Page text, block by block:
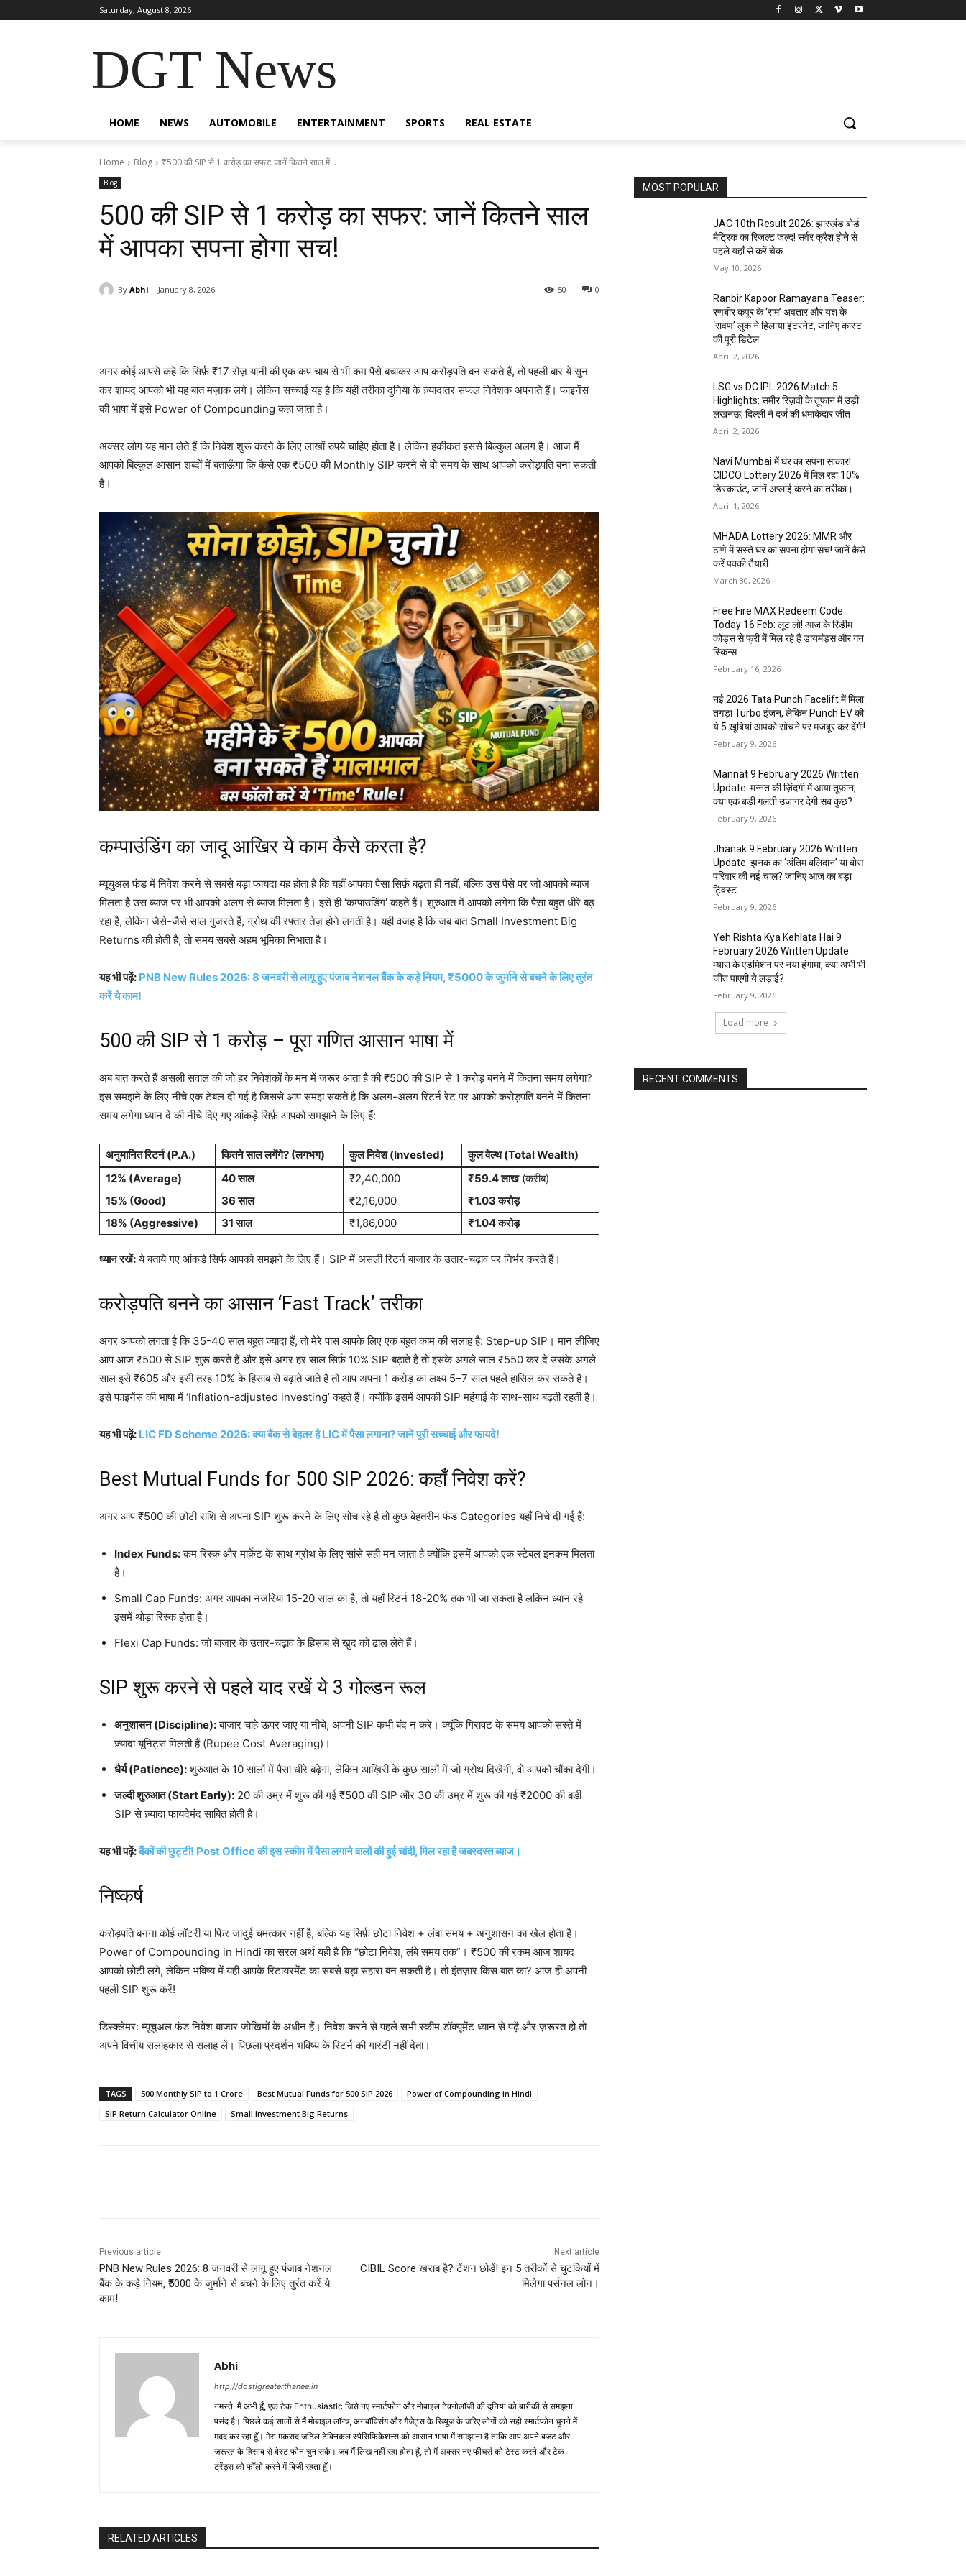
Saturday, August 8, 2026
DGT News
HOME NEWS AUTOMOBILE ENTERTAINMENT SPORTS REAL ESTATE
Home Blog ₹500 की SIP से 1 करोड़ का सफर: जानें कितने साल में...
Blog
₹500 की SIP से 1 करोड़ का सफर: जानें कितने साल
में आपका सपना होगा सच!
By Abhi January 8, 2026 0
50
अगर कोई आपसे कहे कि सिर्फ़ ₹17 रोज़ यानी की एक कप चाय से भी कम पैसे बचाकर आप करोड़पति बन सकते हैं, तो पहली बार ये सुन
कर शायद आपको भी यह बात मज़ाक लगे। लेकिन सच्चाई यह है कि यही तरीका दुनिया के ज़्यादातर सफल निवेशक अपनाते हैं। फाइनेंस
की भाषा में इसे Power of Compounding कहा जाता है।
अक्सर लोग यह मान लेते हैं कि निवेश शुरू करने के लिए लाखों रुपये चाहिए होता है। लेकिन हकीकत इससे बिल्कुल अलग है। आज मैं
आपको बिल्कुल आसान शब्दों में बताऊँगा कि कैसे एक ₹500 की Monthly SIP करने से वो समय के साथ आपको करोड़पति बना सकती
है।
कम्पाउंडिंग का जादू आखिर ये काम कैसे करता है?
म्यूचुअल फंड में निवेश करने से सबसे बड़ा फायदा यह होता है कि यहाँ आपका पैसा सिर्फ़ बढ़ता ही नहीं, बल्कि उस पैसे पर जो आपको ब्याज
मिलता है उस ब्याज पर भी आपको अलग से ब्याज मिलता है। इसे ही ‘कम्पाउंडिंग’ कहते हैं। शुरुआत में आपको लगेगा कि पैसा बहुत धीरे बढ़
रहा है, लेकिन जैसे-जैसे साल गुजरते हैं, ग्रोथ की रफ्तार तेज़ होने लगती है। यही वजह है कि जब बात Small Investment Big
Returns की होती है, तो समय सबसे अहम भूमिका निभाता है।
यह भी पढ़ें: PNB New Rules 2026: 8 जनवरी से लागू हुए पंजाब नेशनल बैंक के कड़े नियम, ₹5000 के जुर्माने से बचने के लिए तुरंत
करें ये काम!
₹500 की SIP से ₹1 करोड़ – पूरा गणित आसान भाषा में
अब बात करते हैं असली सवाल की जो हर निवेशकों के मन में जरूर आता है की ₹500 की SIP से 1 करोड़ बनने में कितना समय लगेगा?
इस समझने के लिए नीचे एक टेबल दी गई है जिससे आप समझ सकते है कि अलग-अलग रिटर्न रेट पर आपको करोड़पति बनने में कितना
समय लगेगा ध्यान दे की नीचे दिए गए आंकड़े सिर्फ़ आपको समझाने के लिए हैं:
अनुमानित रिटर्न (P.A.) कितने साल लगेंगे? (लगभग) कुल निवेश (Invested)
कुल वेल्थ (Total Wealth)
12% (Average)
40 साल ₹2,40,000 ₹59.4 लाख(करीब)
15% (Good)
36 साल ₹2,16,000
₹1.03 करोड़
18% (Aggressive)
31 साल ₹1,86,000 ₹1.04 करोड़
ध्यान रखें:ये बताये गए आंकड़े सिर्फ आपको समझने के लिए हैं। SIP में असली रिटर्न बाजार के उतार-चढ़ाव पर निर्भर करते हैं।
करोड़पति बनने का आसान ‘Fast Track’ तरीका
अगर आपको लगता है कि 35-40 साल बहुत ज्यादा हैं, तो मेरे पास आपके लिए एक बहुत काम की सलाह है: Step-up SIP। मान लीजिए
आप आज ₹500 से SIP शुरू करते हैं और इसे अगर हर साल सिर्फ़ 10% SIP बढ़ाते है तो इसके अगले साल ₹550 कर दे उसके अगले
साल इसे ₹605 और इसी तरह 10% के हिसाब से बढ़ाते जाते है तो आप अपना 1 करोड़ का लक्ष्य 5–7 साल पहले हासिल कर सकते हैं।
इसे फाइनेंस की भाषा में ‘Inflation-adjusted investing’ कहते हैं। क्योंकि इसमें आपकी SIP महंगाई के साथ-साथ बढ़ती रहती है।
यह भी पढ़ें: LIC FD Scheme 2026: क्या बैंक से बेहतर है LIC में पैसा लगाना? जानें पूरी सच्चाई और फायदे!
Best Mutual Funds for 500 SIP 2026: कहाँ निवेश करें?
अगर आप ₹500 की छोटी राशि से अपना SIP शुरू करने के लिए सोच रहे है तो कुछ बेहतरीन फंड Categories यहाँ निचे दी गई हैं:
Index Funds:कम रिस्क और मार्केट के साथ ग्रोथ के लिए सांसे सही मन जाता है क्योंकि इसमें आपको एक स्टेबल इनकम मिलता
है।
Small Cap Funds: अगर आपका नजरिया 15-20 साल का है, तो यहाँ रिटर्न 18-20% तक भी जा सकता है लकिन ध्यान रहे
इसमें थोड़ा रिस्क होता है।
Flexi Cap Funds: जो बाजार के उतार-चढ़ाव के हिसाब से खुद को ढाल लेते हैं।
SIP शुरू करने से पहले याद रखें ये 3 गोल्डन रूल
अनुशासन (Discipline):बाजार चाहे ऊपर जाए या नीचे, अपनी SIP कभी बंद न करे। क्यूंकि गिरावट के समय आपको सस्ते में
ज़्यादा यूनिट्स मिलती हैं (Rupee Cost Averaging)।
धैर्य (Patience):शुरुआत के 10 सालों में पैसा धीरे बढ़ेगा, लेकिन आख़िरी के कुछ सालों में जो ग्रोथ दिखेगी, वो आपको चौंका देगी।
जल्दी शुरुआत (Start Early): 20 की उम्र में शुरू की गई ₹500 की SIP और 30 की उम्र में शुरू की गई ₹2000 की बड़ी
SIP से ज़्यादा फायदेमंद साबित होती है।
यह भी पढ़ें:बैंकों की छुट्टी! Post Office की इस स्कीम में पैसा लगाने वालों की हुई चांदी, मिल रहा है जबरदस्त ब्याज।
निष्कर्ष
करोड़पति बनना कोई लॉटरी या फिर जादुई चमत्कार नहीं है, बल्कि यह सिर्फ़ छोटा निवेश + लंबा समय + अनुशासन का खेल होता है।
Power of Compounding in Hindi का सरल अर्थ यही है कि “छोटा निवेश, लंबे समय तक”। ₹500 की रकम आज शायद
आपको छोटी लगे, लेकिन भविष्य में यही आपके रिटायरमेंट का सबसे बड़ा सहारा बन सकती है। तो इंतज़ार किस बात का? आज ही अपनी
पहली SIP शुरू करें!
डिस्क्लेमर: म्यूचुअल फंड निवेश बाजार जोखिमों के अधीन हैं। निवेश करने से पहले सभी स्कीम डॉक्यूमेंट ध्यान से पढ़ें और ज़रूरत हो तो
अपने वित्तीय सलाहकार से सलाह लें। पिछला प्रदर्शन भविष्य के रिटर्न की गारंटी नहीं देता।
TAGS 500 Monthly SIP to 1 Crore Best Mutual Funds for 500 SIP 2026
Power of Compounding in Hindi
SIP Return Calculator Online
Small Investment Big Returns
Previous article
PNB New Rules 2026: 8 जनवरी से लागू हुए पंजाब नेशनल
बैंक के कड़े नियम, ₹5000 के जुर्माने से बचने के लिए तुरंत करें ये
काम!
Next article
CIBIL Score खराब है? टेंशन छोड़ें! इन 5 तरीकों से चुटकियों में
मिलेगा पर्सनल लोन।
Abhi
http://dostigreaterthanee.in
नमस्ते, मैं अभी हूँ, एक टेक Enthusiastic जिसे नए स्मार्टफोन और मोबाइल टेक्नोलॉजी की दुनिया को बारीकी से समझना
पसंद है। पिछले कई सालों से मैं मोबाइल लॉन्च, अनबॉक्सिंग और गैजेट्स के रिव्यूज के जरिए लोगों को सही स्मार्टफोन चुनने में
मदद कर रहा हूँ। मेरा मकसद जटिल टेक्निकल स्पेसिफिकेशन्स को आसान भाषा में समझाना है ताकि आप अपने बजट और
जरूरत के हिसाब से बेस्ट फोन चुन सकें। जब मैं लिख नहीं रहा होता हूँ, तो मैं अक्सर नए फीचर्स को टेस्ट करने और टेक
ट्रेंड्स को फॉलो करने में बिजी रहता हूँ।
RELATED ARTICLES
MOST POPULAR
JAC 10th Result 2026: झारखंड बोर्ड
मैट्रिक का रिजल्ट जल्द! सर्वर क्रैश होने से
पहले यहाँ से करें चेक
May 10, 2026
Ranbir Kapoor Ramayana Teaser:
रणबीर कपूर के ‘राम’ अवतार और यश के
‘रावण’ लुक ने हिलाया इंटरनेट, जानिए कास्ट
की पूरी डिटेल
April 2, 2026
LSG vs DC IPL 2026 Match 5
Highlights: समीर रिज़वी के तूफान में उड़ी
लखनऊ, दिल्ली ने दर्ज की धमाकेदार जीत
April 2, 2026
Navi Mumbai में घर का सपना साकार!
CIDCO Lottery 2026 में मिल रहा 10%
डिस्काउंट, जानें अप्लाई करने का तरीका।
April 1, 2026
MHADA Lottery 2026: MMR और
ठाणे में सस्ते घर का सपना होगा सच! जानें कैसे
करें पक्की तैयारी
March 30, 2026
Free Fire MAX Redeem Code
Today 16 Feb: लूट लो! आज के रिडीम
कोड्स से फ्री में मिल रहे हैं डायमंड्स और गन
स्किन्स
February 16, 2026
नई 2026 Tata Punch Facelift में मिला
तगड़ा Turbo इंजन, लेकिन Punch EV की
ये 5 खूबियां आपको सोचने पर मजबूर कर देंगी!
February 9, 2026
Mannat 9 February 2026 Written
Update: मन्नत की ज़िंदगी में आया तूफ़ान,
क्या एक बड़ी गलती उजागर देगी सब कुछ?
February 9, 2026
Jhanak 9 February 2026 Written
Update: झनक का ‘अंतिम बलिदान’ या बोस
परिवार की नई चाल? जानिए आज का बड़ा
ट्विस्ट
February 9, 2026
Yeh Rishta Kya Kehlata Hai 9
February 2026 Written Update:
म्यारा के एडमिशन पर नया हंगामा, क्या अभी भी
जीत पाएगी ये लड़ाई?
February 9, 2026
Load more
RECENT COMMENTS